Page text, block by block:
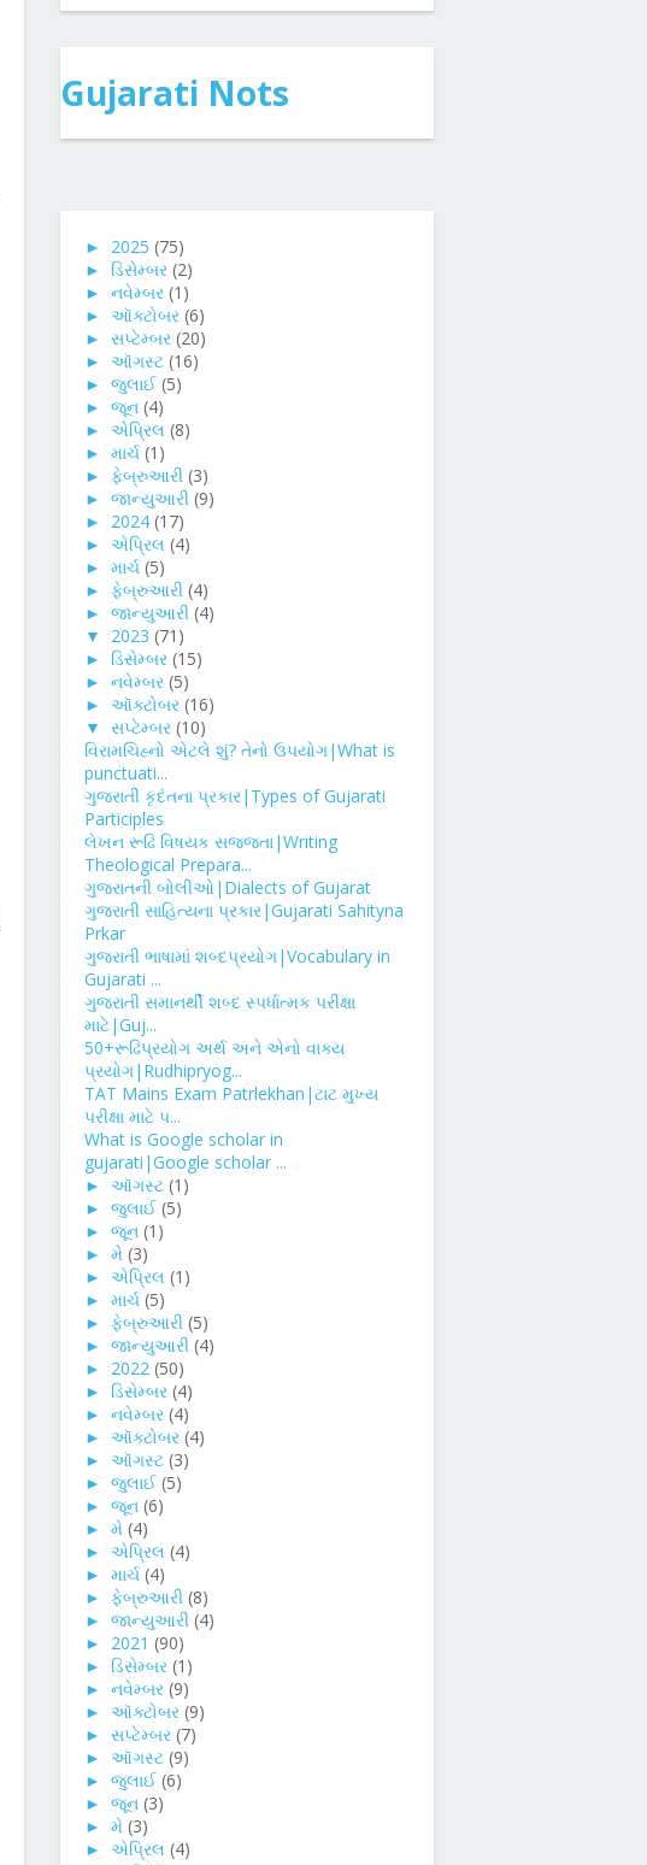
Gujarati Nots
► 2025 (75)
► ડિસેમ્બર (2)
► નવેમ્બર (1)
► ઑક્ટોબર (6)
► સપ્ટેમ્બર (20)
► ઑગસ્ટ (16)
► જુલાઈ (5)
► જૂન (4)
► એપ્રિલ (8)
► માર્ચ (1)
► ફેબ્રુઆરી (3)
► જાન્યુઆરી (9)
► 2024 (17)
► એપ્રિલ (4)
► માર્ચ (5)
► ફેબ્રુઆરી (4)
► જાન્યુઆરી (4)
▼
2023 (71)
► ડિસેમ્બર (15)
► નવેમ્બર (5)
► ઑક્ટોબર (16)
▼ સપ્ટેમ્બર (10)
વિરામચિહ્નો એટલે શું? તેનો ઉપયોગ|What is
punctuati...
ગુજરાતી કૃદંતના પ્રકાર|Types of Gujarati
Participles
લેખન રૂઢિ વિષયક સજ્જતા|Writing
Theological Prepara...
ગુજરાતની બોલીઓ|Dialects of Gujarat
ગુજરાતી સાહિત્યના પ્રકાર|Gujarati Sahityna
Prkar
ગુજરાતી ભાષામાં શબ્દપ્રયોગ|Vocabulary in
Gujarati ...
ગુજરાતી સમાનર્થી શબ્દ સ્પર્ધાત્મક પરીક્ષા
માટે|Guj...
50+રૂઢિપ્રયોગ અર્થ અને એનો વાક્ય
પ્રયોગ|Rudhipryog...
TAT Mains Exam Patrlekhan|ટાટ મુખ્ય
પરીક્ષા માટે પ...
What is Google scholar in
gujarati|Google scholar ...
► ઑગસ્ટ (1)
► જુલાઈ (5)
► જૂન (1)
► મે (3)
► એપ્રિલ (1)
► માર્ચ (5)
► ફેબ્રુઆરી (5)
► જાન્યુઆરી (4)
► 2022 (50)
► ડિસેમ્બર (4)
► નવેમ્બર (4)
► ઑક્ટોબર (4)
► ઑગસ્ટ (3)
► જુલાઈ (5)
► જૂન (6)
► મે (4)
► એપ્રિલ (4)
► માર્ચ (4)
► ફેબ્રુઆરી (8)
► જાન્યુઆરી (4)
► 2021 (90)
► ડિસેમ્બર (1)
► નવેમ્બર (9)
► ઑક્ટોબર (9)
► સપ્ટેમ્બર (7)
► ઑગસ્ટ (9)
► જુલાઈ (6)
► જૂન (3)
► મે (3)
► એપ્રિલ (4)